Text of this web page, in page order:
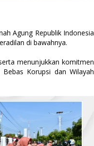
Agung Republik Indonesia
di bawahnya.
menunjukkan komitmen
Korupsi dan Wilayah